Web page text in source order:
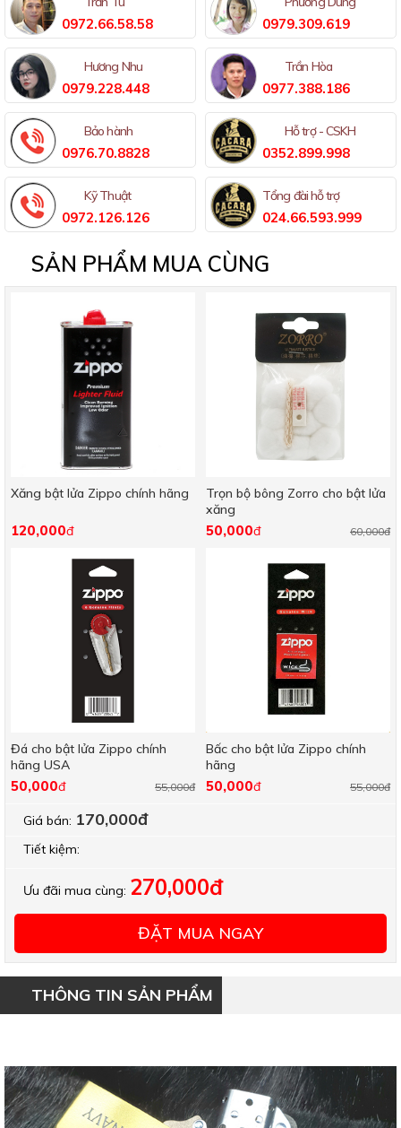
0972.66.58.58 0979.309.619
Hương Nhu
0979.228.448
Trần Hòa
0977.388.186
Bảo hành
0976.70.8828
Hỗ trợ - CSKH
0352.899.998
Kỹ Thuật
0972.126.126
Tổng đài hỗ trợ
024.66.593.999
SẢN PHẨM MUA CÙNG
Xăng bật lửa Zippo chính hãng
120,000đ
Trọn bộ bông Zorro cho bật lửa
xăng
60,000đ
50,000đ
Đá cho bật lửa Zippo chính
hãng USA
55,000đ
50,000đ
Bấc cho bật lửa Zippo chính
hãng
55,000đ
50,000đ
Giá bán: 170,000đ
Tiết kiệm:
Ưu đãi mua cùng: 270,000đ
ĐẶT MUA NGAY
THÔNG TIN SẢN PHẨM